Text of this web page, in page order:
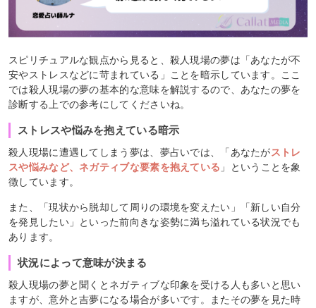
スピリチュアルな観点から見ると、殺人現場の夢は「あなたが不
安やストレスなどに苛まれている」ことを暗示しています。ここ
では殺人現場の夢の基本的な意味を解説するので、あなたの夢を
診断する上での参考にしてくださいね。
ストレスや悩みを抱えている暗示
殺人現場に遭遇してしまう夢は、夢占いでは、「あなたがストレ
スや悩みなど、ネガティブな要素を抱えている 」ということを象
徴しています。
また、「現状から脱却して周りの環境を変えたい」「新しい自分
を発見したい」といった前向きな姿勢に満ち溢れている状況でも
あります。
状況によって意味が決まる
殺人現場の夢と聞くとネガティブな印象を受ける人も多いと思い
ますが、意外と吉夢になる場合が多いです。またその夢を見た時